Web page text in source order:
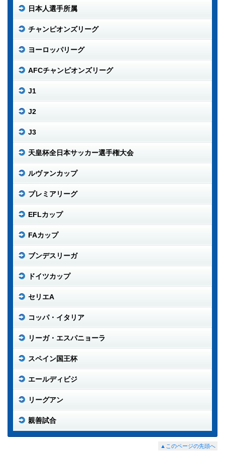
日本人選手所属
チャンピオンズリーグ
ヨーロッパリーグ
AFCチャンピオンズリーグ
J1
J2
J3
天皇杯全日本サッカー選手権大会
ルヴァンカップ
プレミアリーグ
EFLカップ
FAカップ
ブンデスリーガ
ドイツカップ
セリエA
コッパ・イタリア
リーガ・エスパニョーラ
スペイン国王杯
エールディビジ
リーグアン
親善試合
▲このページの先頭へ